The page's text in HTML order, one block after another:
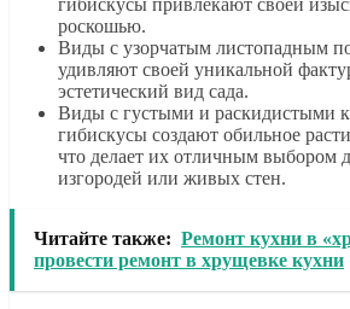
гибискусы привлекают своей
роскошью.
Виды с узорчатым листопадным
удивляют своей уникальной
эстетический вид сада.
Виды с густыми и раскидистыми
гибискусы создают обильное
что делает их отличным выбором
изгородей или живых стен.
Читайте также: Ремонт кухни в
провести ремонт в хрущевке кухни